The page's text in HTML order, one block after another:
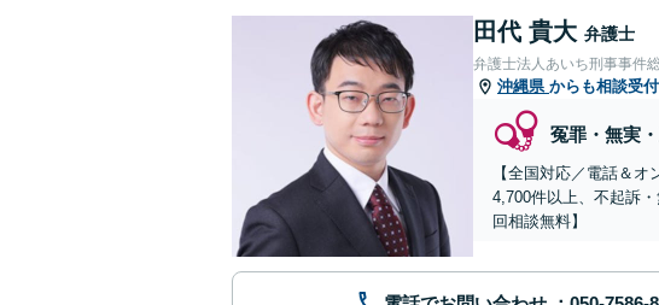
田代 貴大 弁護士
弁護士法人あいち刑事事件
沖縄県 からも相談受
冤罪・無実
【全国対応／電話＆
4,700件以上、不起訴
回相談無料】